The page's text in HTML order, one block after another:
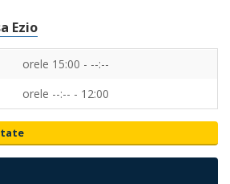
Ezio
orele 15:00 - --:--
orele --:-- - 12:00